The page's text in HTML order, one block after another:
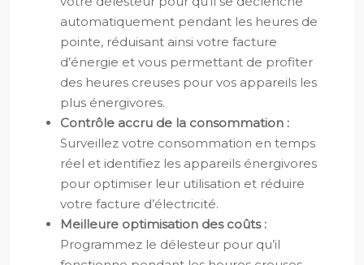
automatiquement pendant les heures de
pointe, réduisant ainsi votre facture
d’énergie et vous permettant de profiter
des heures creuses pour vos appareils les
plus énergivores.
Contrôle accru de la consommation :
Surveillez votre consommation en temps
réel et identifiez les appareils énergivores
pour optimiser leur utilisation et réduire
votre facture d’électricité.
Meilleure optimisation des coûts :
Programmez le délesteur pour qu’il